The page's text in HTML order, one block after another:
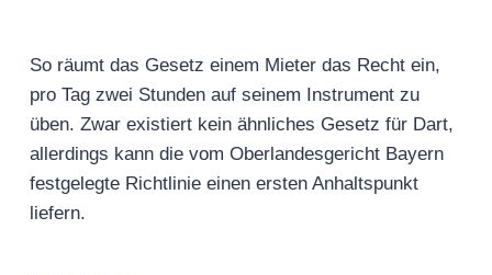
So räumt das Gesetz einem Mieter das Recht ein,
pro Tag zwei Stunden auf seinem Instrument zu
üben. Zwar existiert kein ähnliches Gesetz für Dart,
allerdings kann die vom Oberlandesgericht Bayern
festgelegte Richtlinie einen ersten Anhaltspunkt
liefern.